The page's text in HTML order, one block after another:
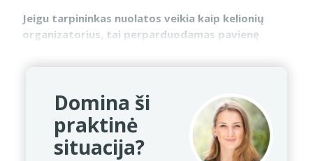
Jeigu tarpininkas nuolatos veikia kaip kelionių
organizatorius, tai perparduodamas pavienę
Domina ši
praktinė
situacija?